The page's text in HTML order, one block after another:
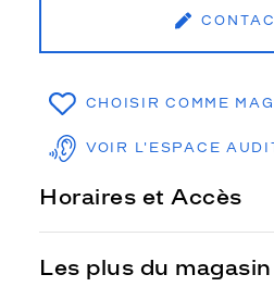
CHOISIR COMME
VOIR L'ESPACE
Horaires et Accès
Les plus du magasin